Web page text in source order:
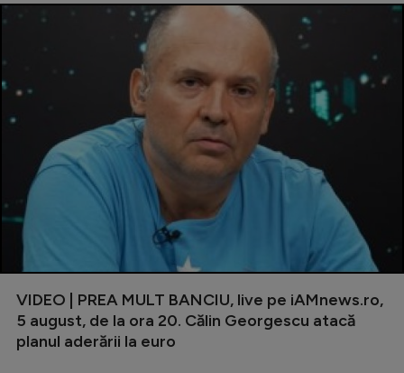
VIDEO | PREA MULT BANCIU, live pe iAMnews.ro,
5 august, de la ora 20. Călin Georgescu atacă
planul aderării la euro